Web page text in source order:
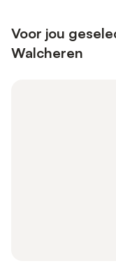
Voor jou
Walcheren